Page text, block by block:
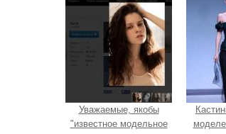
Уважаемые, якобы
"известное модельное